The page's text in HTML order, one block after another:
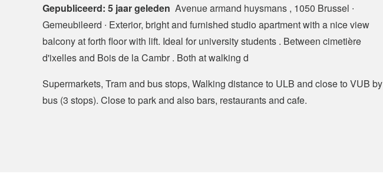
Gepubliceerd: 5 jaar geleden Avenue armand huysmans , 1050 Brussel ∙
Gemeubileerd ∙ Exterior, bright and furnished studio apartment with a nice view
balcony at forth floor with lift. Ideal for university students . Between cimetière
d'ixelles and Bois de la Cambr . Both at walking d
Supermarkets, Tram and bus stops, Walking distance to ULB and close to VUB by
bus (3 stops). Close to park and also bars, restaurants and cafe.